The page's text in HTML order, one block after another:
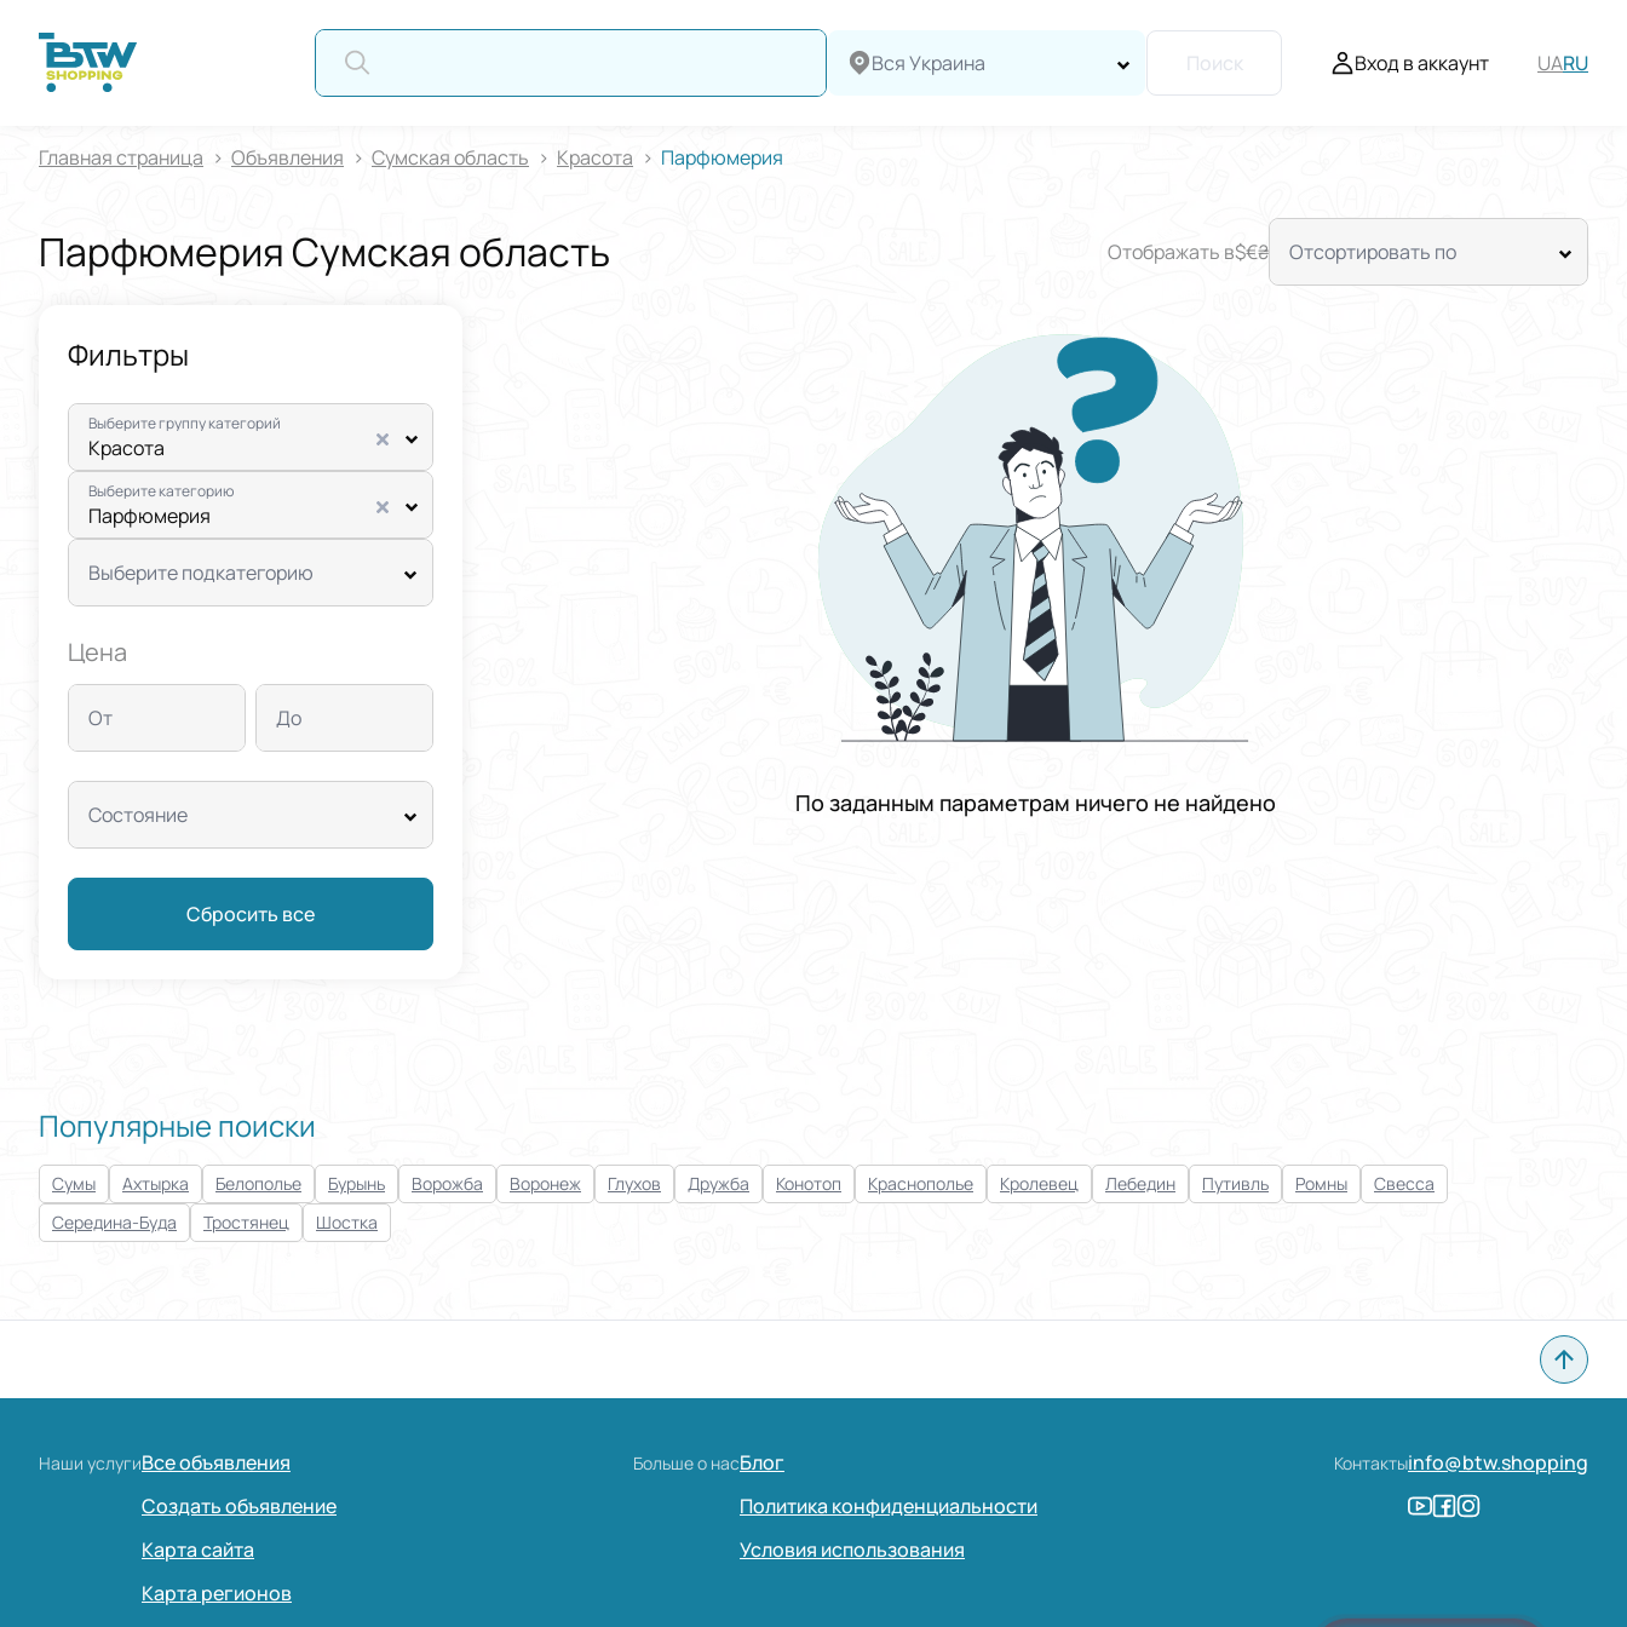
Вся Украина Поиск Вход в аккаунт UARU
Главная страница Oбъявления Сумская область Красота Парфюмерия
Парфюмерия Сумская область Отображать в$€₴ Отсортировать по
Фильтры
Выберите группу категорий
Красота
Выберите категорию
Парфюмерия
Выберите подкатегорию
Цена
От До
Состояние
Сбросить все
По заданным параметрам ничего не найдено
Популярные поиски
Сумы Ахтырка Белополье Бурынь Ворожба Воронеж Глухов Дружба Конотоп Краснополье Кролевец Лебедин Путивль Ромны
Свесса
Середина-Буда
Тростянец Шостка
Наши услугиВсе объявления
Создать объявление
Карта сайта
Карта регионов
Больше о насБлог
Политика конфиденциальности
Условия использования
Контактыinfo@btw.shopping